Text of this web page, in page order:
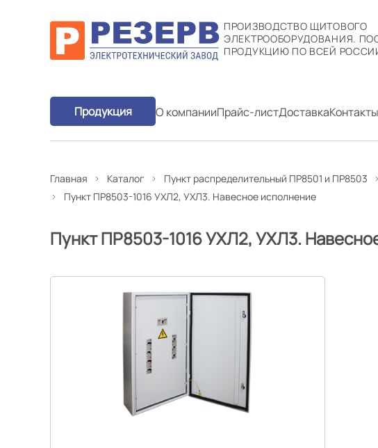
ПРОИЗВОДСТВО ЩИТОВОГО
ЭЛЕКТРООБОРУДОВАНИЯ.
ПРОДУКЦИЮ ПО ВСЕЙ
Продукция О компанииПрайс-листДоставкаКонтакты
Главная Каталог Пункт распределительный ПР8501 и ПР8503
Пункт ПР8503-1016 УХЛ2, УХЛ3. Навесное исполнение
Пункт ПР8503-1016 УХЛ2, УХЛ3.